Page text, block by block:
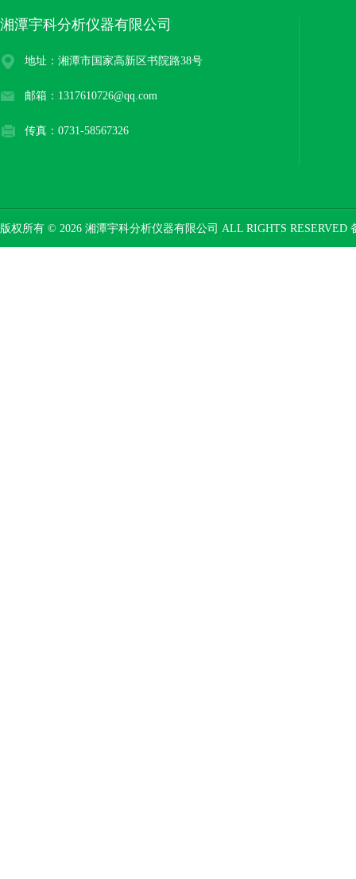
湘潭宇科分析仪器有限公司
地址：湘潭市国家高新区书院路38号
邮箱：1317610726@qq.com
传真：0731-58567326
版权所有 © 2026 湘潭宇科分析仪器有限公司 ALL RIGHTS RESERVED